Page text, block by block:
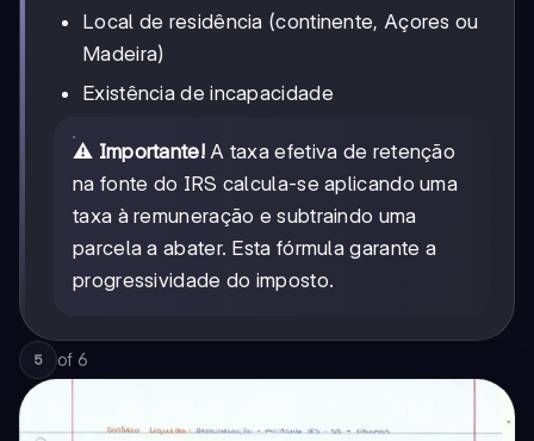
Local de residência (continente, Açores ou
Madeira)
Existência de incapacidade
⚠️ Importante!A taxa efetiva de retenção
na fonte do IRS calcula-se aplicando uma
taxa à remuneração e subtraindo uma
parcela a abater. Esta fórmula garante a
progressividade do imposto.
5 of 6